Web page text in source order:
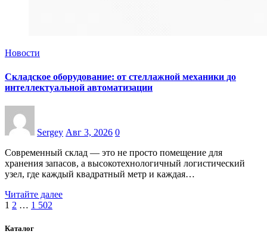
Новости
Складское оборудование: от стеллажной механики до
интеллектуальной автоматизации
Sergey Авг 3, 2026 0
Современный склад — это не просто помещение для
хранения запасов, а высокотехнологичный логистический
узел, где каждый квадратный метр и каждая…
Читайте далее
Пагинация
записей
1 2 … 1 502
Каталог